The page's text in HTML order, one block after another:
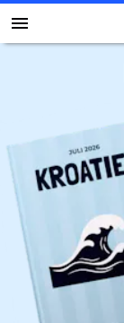
Wandbilder
Fotokalender
Fotogeschenke
Fotopuzzle